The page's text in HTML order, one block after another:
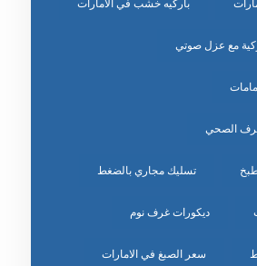
باركيه خشب في الامارات
مع عزل صوتي
الصحي
تسليك مجاري بالضغط
ديكورات غرف نوم
سعر الصبغ في الامارات